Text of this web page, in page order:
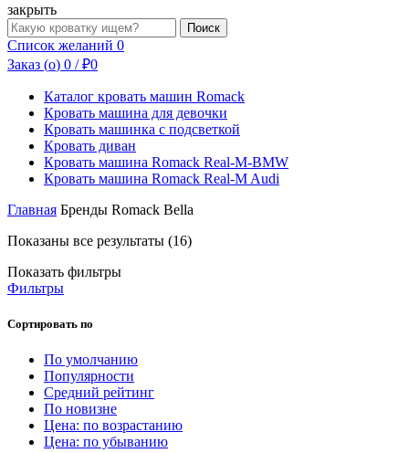
Доставка/Сборка
закрыть
Форма
поиска
Поиск
Список желаний 0
Заказ (o) 0 / ₽0
Каталог кровать машин Romack
Кровать машина для девочки
Кровать машинка с подсветкой
Кровать диван
Кровать машина Romack Real-M-BMW
Кровать машина Romack Real-M Audi
Главная Бренды Romack Bella
Показаны все результаты (16)
Показать фильтры
Фильтры
Сортировать по
По умолчанию
Популярности
Средний рейтинг
По новизне
Цена: по возрастанию
Цена: по убыванию